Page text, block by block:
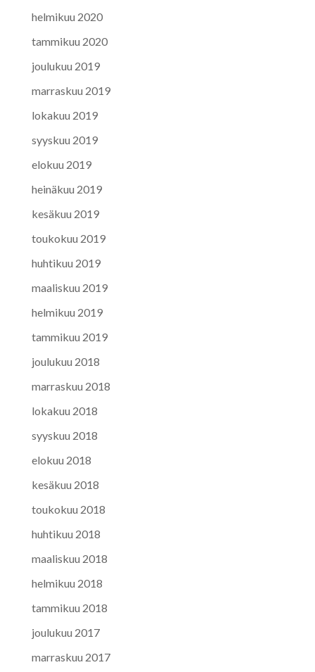
helmikuu 2020
tammikuu 2020
joulukuu 2019
marraskuu 2019
lokakuu 2019
syyskuu 2019
elokuu 2019
heinäkuu 2019
kesäkuu 2019
toukokuu 2019
huhtikuu 2019
maaliskuu 2019
helmikuu 2019
tammikuu 2019
joulukuu 2018
marraskuu 2018
lokakuu 2018
syyskuu 2018
elokuu 2018
kesäkuu 2018
toukokuu 2018
huhtikuu 2018
maaliskuu 2018
helmikuu 2018
tammikuu 2018
joulukuu 2017
marraskuu 2017